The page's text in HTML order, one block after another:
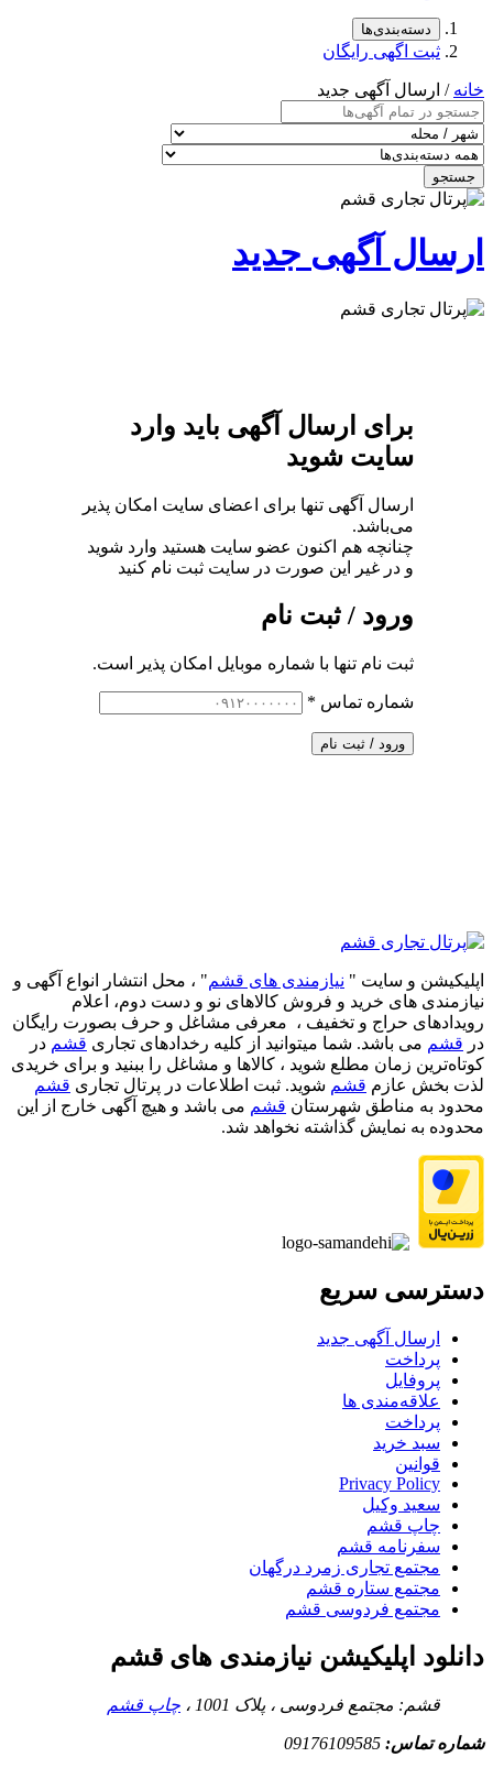
دسته‌بندی‌ها
ثبت اگهی رایگان
خانه / ارسال آگهی جدید
جستجو
ارسال آگهی جدید
برای ارسال آگهی باید وارد
سایت شوید
ارسال آگهی تنها برای اعضای سایت امکان پذیر
می‌باشد.
چنانچه هم‌ اکنون عضو سایت هستید وارد شوید
و در غیر این صورت در سایت ثبت نام کنید
ورود / ثبت نام
ثبت نام تنها با شماره موبایل امکان پذیر است.
شماره تماس *
ورود / ثبت نام
اپلیکیشن و سایت " نیازمندی های قشم" ، محل انتشار انواع آگهی و
نیازمندی های خرید و فروش کالاهای نو و دست‌ دوم، اعلام
رویدادهای حراج و تخفیف ، معرفی مشاغل و حرف بصورت رایگان
در قشم می باشد. شما میتوانید از کلیه رخدادهای تجاری قشم در
کوتاه‌ترین زمان مطلع شوید ، کالاها و مشاغل را ببنید و برای خریدی
لذت بخش عازم قشم شوید. ثبت اطلاعات در پرتال تجاری قشم
محدود به مناطق شهرستان قشم می باشد و هیچ آگهی خارج از این
محدوده به نمایش گذاشته نخواهد شد.
دسترسی سریع
ارسال آگهی جدید
پرداخت
پروفایل
علاقه‌مندی ها
پرداخت
سبد خرید
قوانین
Privacy Policy
سعید وکیل
چاپ قشم
سفرنامه قشم
مجتمع تجاری زمرد درگهان
مجتمع ستاره قشم
مجتمع فردوسی قشم
دانلود اپلیکیشن نیازمندی های قشم
قشم: مجتمع فردوسی ، پلاک 1001 ، چاپ قشم
شماره تماس: 09176109585